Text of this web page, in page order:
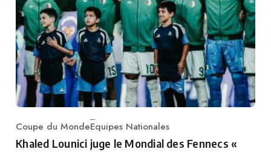
Category
Coupe du MondeEquipes Nationales
Khaled Lounici juge le Mondial des Fennecs «